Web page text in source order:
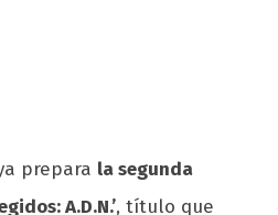
prepara la segunda
A.D.N.’, título que